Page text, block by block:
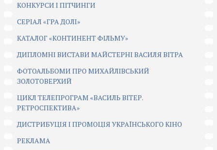
КОНКУРСИ І ПІТЧИНГИ
CЕРІАЛ «ГРА ДОЛІ»
КАТАЛОГ «КОНТИНЕНТ ФІЛЬМУ»
ДИПЛОМНІ ВИСТАВИ МАЙСТЕРНІ ВАСИЛЯ ВІТРА
ФОТОАЛЬБОМИ ПРО МИХАЙЛІВСЬКИЙ
ЗОЛОТОВЕРХИЙ
ЦИКЛ ТЕЛЕПРОГРАМ «ВАСИЛЬ ВІТЕР.
РЕТРОСПЕКТИВА»
ДИСТРИБУЦІЯ І ПРОМОЦІЯ УКРАЇНСЬКОГО КІНО
РЕКЛАМА